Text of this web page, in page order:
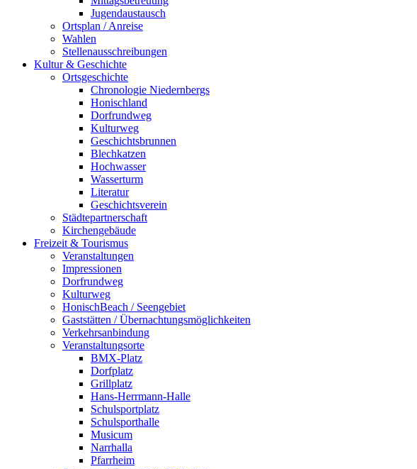
Jugendaustausch
Ortsplan / Anreise
Wahlen
Stellenausschreibungen
Kultur & Geschichte
Ortsgeschichte
Chronologie Niedernbergs
Honischland
Dorfrundweg
Kulturweg
Geschichtsbrunnen
Blechkatzen
Hochwasser
Wasserturm
Literatur
Geschichtsverein
Städtepartnerschaft
Kirchengebäude
Freizeit & Tourismus
Veranstaltungen
Impressionen
Dorfrundweg
Kulturweg
HonischBeach / Seengebiet
Gaststätten / Übernachtungsmöglichkeiten
Verkehrsanbindung
Veranstaltungsorte
BMX-Platz
Dorfplatz
Grillplatz
Hans-Herrmann-Halle
Schulsportplatz
Schulsporthalle
Musicum
Narrhalla
Pfarrheim